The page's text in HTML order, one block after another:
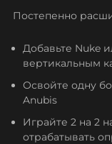
Постепенно
Добавьте Nuke
вертикальным
Освойте одну
Anubis
Играйте 2 на 2
отрабатывать